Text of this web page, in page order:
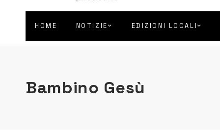
HOME NOTIZIE EDIZIONI LOCALI
Bambino Gesù